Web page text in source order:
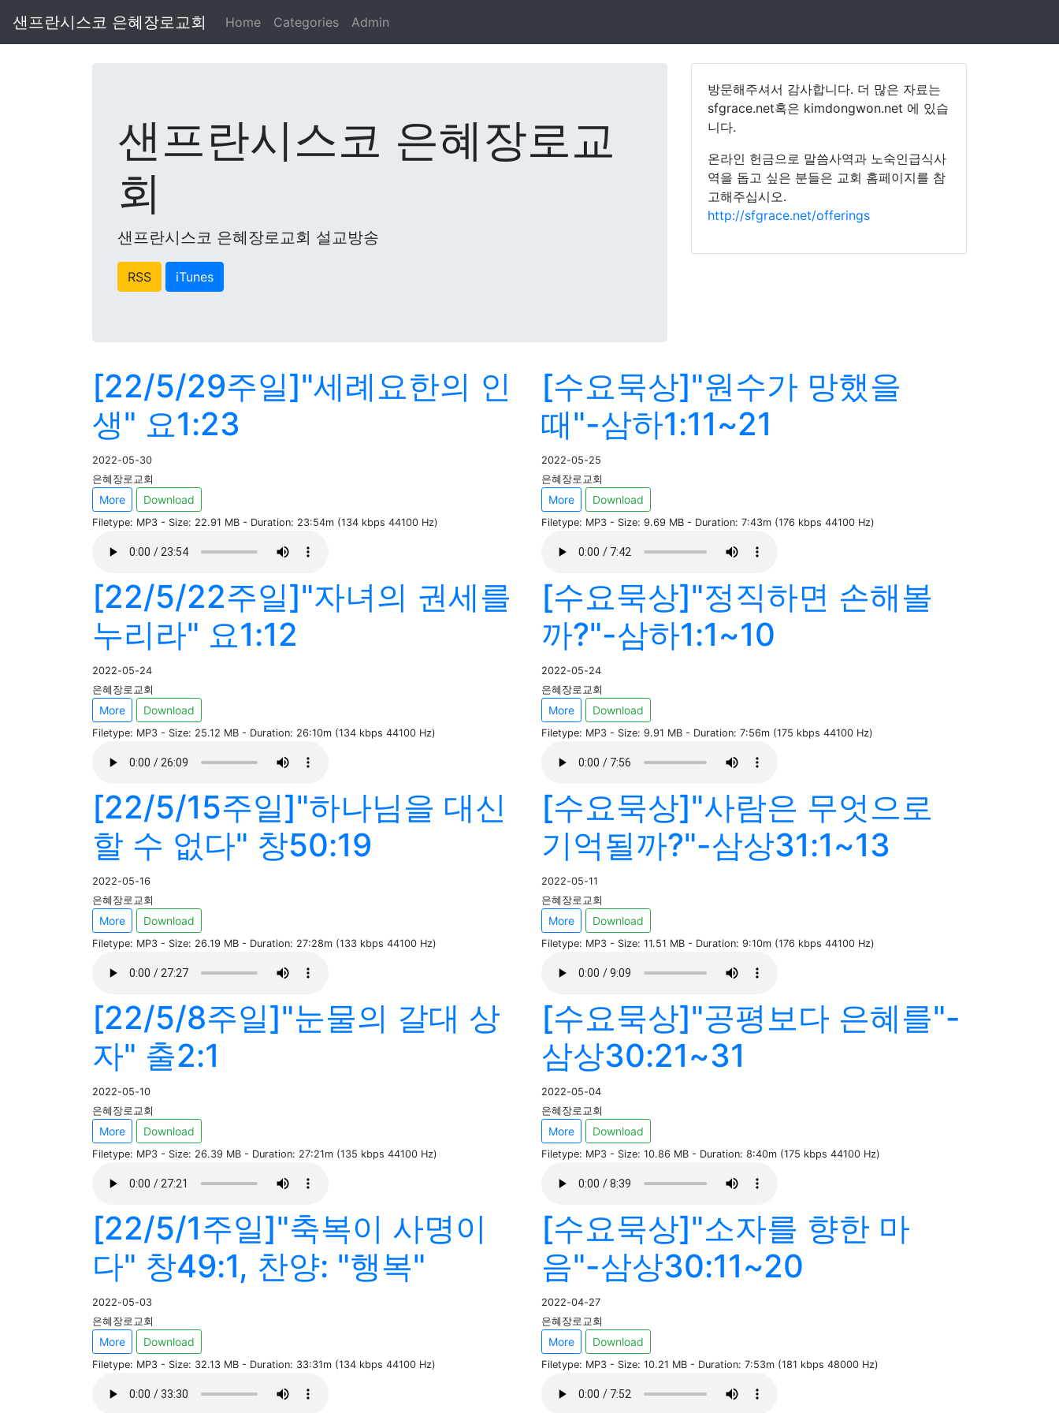
샌프란시스코 은혜장로교회 Home Categories Admin
샌프란시스코 은혜장로교
회
샌프란시스코 은혜장로교회 설교방송
RSS iTunes
방문해주셔서 감사합니다. 더 많은 자료는
sfgrace.net혹은 kimdongwon.net 에 있습
니다.
온라인 헌금으로 말씀사역과 노숙인급식사
역을 돕고 싶은 분들은 교회 홈페이지를 참
고해주십시오.
http://sfgrace.net/offerings
[22/5/29주일]"세례요한의 인
생" 요1:23
2022-05-30
은혜장로교회
More Download
Filetype: MP3 - Size: 22.91 MB - Duration: 23:54m (134 kbps 44100 Hz)
[수요묵상]"원수가 망했을
때"-삼하1:11~21
2022-05-25
은혜장로교회
More Download
Filetype: MP3 - Size: 9.69 MB - Duration: 7:43m (176 kbps 44100 Hz)
[22/5/22주일]"자녀의 권세를
누리라" 요1:12
2022-05-24
은혜장로교회
More Download
Filetype: MP3 - Size: 25.12 MB - Duration: 26:10m (134 kbps 44100 Hz)
[수요묵상]"정직하면 손해볼
까?"-삼하1:1~10
2022-05-24
은혜장로교회
More Download
Filetype: MP3 - Size: 9.91 MB - Duration: 7:56m (175 kbps 44100 Hz)
[22/5/15주일]"하나님을 대신
할 수 없다" 창50:19
2022-05-16
은혜장로교회
More Download
Filetype: MP3 - Size: 26.19 MB - Duration: 27:28m (133 kbps 44100 Hz)
[수요묵상]"사람은 무엇으로
기억될까?"-삼상31:1~13
2022-05-11
은혜장로교회
More Download
Filetype: MP3 - Size: 11.51 MB - Duration: 9:10m (176 kbps 44100 Hz)
[22/5/8주일]"눈물의 갈대 상
자" 출2:1
2022-05-10
은혜장로교회
More Download
Filetype: MP3 - Size: 26.39 MB - Duration: 27:21m (135 kbps 44100 Hz)
[수요묵상]"공평보다 은혜를"-
삼상30:21~31
2022-05-04
은혜장로교회
More Download
Filetype: MP3 - Size: 10.86 MB - Duration: 8:40m (175 kbps 44100 Hz)
[22/5/1주일]"축복이 사명이
다" 창49:1, 찬양: "행복"
2022-05-03
은혜장로교회
More Download
Filetype: MP3 - Size: 32.13 MB - Duration: 33:31m (134 kbps 44100 Hz)
[수요묵상]"소자를 향한 마
음"-삼상30:11~20
2022-04-27
은혜장로교회
More Download
Filetype: MP3 - Size: 10.21 MB - Duration: 7:53m (181 kbps 48000 Hz)